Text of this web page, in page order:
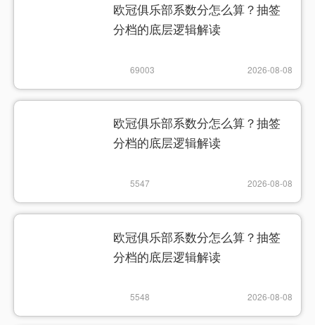
欧冠俱乐部系数分怎么算？抽签
分档的底层逻辑解读
69003 2026-08-08
欧冠俱乐部系数分怎么算？抽签
分档的底层逻辑解读
5547 2026-08-08
欧冠俱乐部系数分怎么算？抽签
分档的底层逻辑解读
5548 2026-08-08